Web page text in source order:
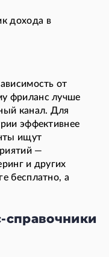
дохода в
от
фриланс лучше
канал. Для
эффективнее
ищут
—
и других
бесплатно, а
справочники